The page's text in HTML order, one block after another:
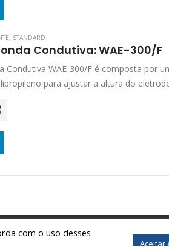
, STANDARD
Condutiva: WAE-300/F
Condutiva WAE-300/F é composta por
para ajustar a altura do
com o uso desses
Aceitar